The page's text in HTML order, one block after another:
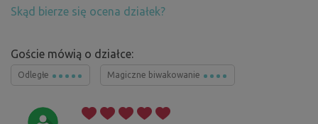
Skąd bierze się ocena działek?
Goście mówią o działce:
Odległe Magiczne biwakowanie